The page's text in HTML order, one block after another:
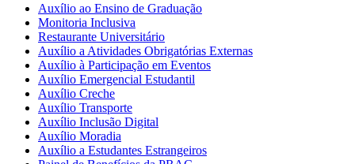
Auxílio ao Ensino de Graduação
Monitoria Inclusiva
Restaurante Universitário
Auxílio a Atividades Obrigatórias Externas
Auxílio à Participação em Eventos
Auxílio Emergencial Estudantil
Auxílio Creche
Auxílio Transporte
Auxílio Inclusão Digital
Auxílio Moradia
Auxílio a Estudantes Estrangeiros